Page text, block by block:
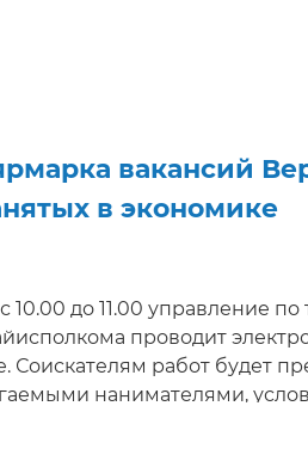
вакансий
в экономике
с 10.00 до 11.00 управление
проводит
Соискателям работ будет
нанимателями,